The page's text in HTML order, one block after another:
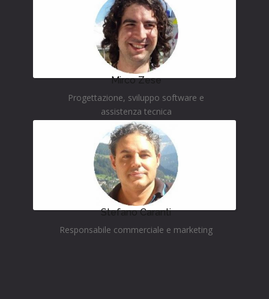
Mirco Zese
Progettazione, sviluppo software e
assistenza tecnica
Stefano Caranti
Responsabile commerciale e marketing